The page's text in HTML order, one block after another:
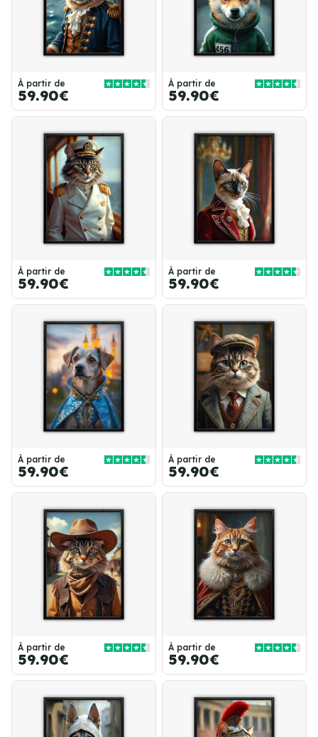
À partir de
59.90€
À partir de
59.90€
À partir de
59.90€
À partir de
59.90€
À partir de
59.90€
À partir de
59.90€
À partir de
59.90€
À partir de
59.90€